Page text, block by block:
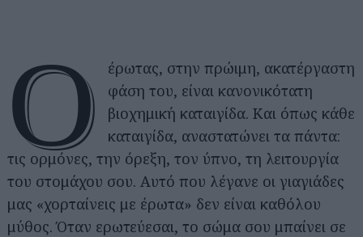
Ο
έρωτας, στην πρώιμη, ακατέργαστη
φάση του, είναι κανονικότατη
βιοχημική καταιγίδα. Και όπως κάθε
καταιγίδα, αναστατώνει τα πάντα:
τις ορμόνες, την όρεξη, τον ύπνο, τη λειτουργία
του στομάχου σου. Αυτό που λέγανε οι γιαγιάδες
μας «χορταίνεις με έρωτα» δεν είναι καθόλου
μύθος. Όταν ερωτεύεσαι, το σώμα σου μπαίνει σε